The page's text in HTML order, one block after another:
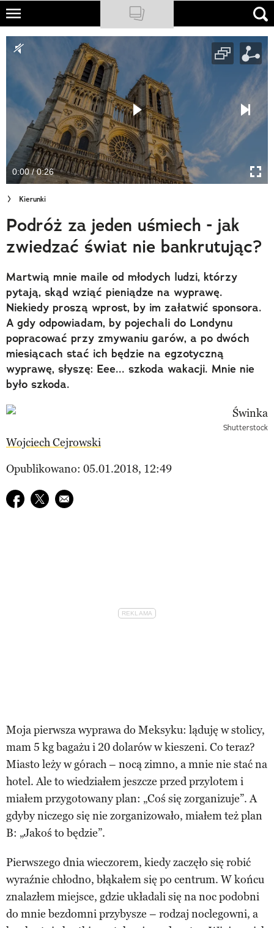
Skip
main
NATIONAL GEOGRAPHIC
PODCASTY
Sklep
Newsletter
Cuda Polski
Wielki Konkurs Fotograficzny
Trendbook Podróżniczy
Polecane
0:00 / 0:26
Kierunki
Podróż za jeden uśmiech - jak
zwiedzać świat nie bankrutując?
Martwią mnie maile od młodych ludzi, którzy
pytają, skąd wziąć pieniądze na wyprawę.
Niekiedy proszą wprost, by im załatwić sponsora.
A gdy odpowiadam, by pojechali do Londynu
popracować przy zmywaniu garów, a po dwóch
miesiącach stać ich będzie na egzotyczną
wyprawę, słyszę: Eee... szkoda wakacji. Mnie nie
było szkoda.
Shutterstock
Wojciech Cejrowski
Opublikowano: 05.01.2018, 12:49
Udostępnij na facebook
Udostępnij na twitter
E-mail do przyjaciela
Moja pierwsza wyprawa do Meksyku: ląduję w stolicy,
mam 5 kg bagażu i 20 dolarów w kieszeni. Co teraz?
Miasto leży w górach – nocą zimno, a mnie nie stać na
hotel. Ale to wiedziałem jeszcze przed przylotem i
miałem przygotowany plan: „Coś się zorganizuje”. A
gdyby niczego się nie zorganizowało, miałem też plan
B: „Jakoś to będzie”.
Pierwszego dnia wieczorem, kiedy zaczęło się robić
wyraźnie chłodno, błąkałem się po centrum. W końcu
znalazłem miejsce, gdzie układali się na noc podobni
do mnie bezdomni przybysze – rodzaj noclegowni, a